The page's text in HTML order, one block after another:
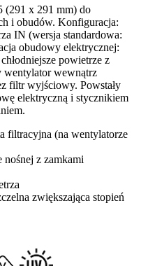
(291 x 291 mm) do
i obudów. Konfiguracja:
IN (wersja standardowa:
obudowy elektrycznej:
powietrze z
wentylator wewnątrz
filtr wyjściowy. Powstały
elektryczną i stycznikiem
filtracyjna (na wentylatorze
z zamkami
zwiększająca stopień